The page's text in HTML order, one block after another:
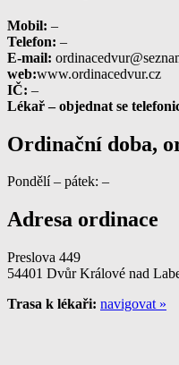
Mobil: –
Telefon: –
E-mail:
web:www.ordinacedvur.cz
IČ: –
Lékař – objednat se
Ordinační doba,
Pondělí – pátek: –
Adresa ordinace
Preslova 449
54401 Dvůr Králové nad
Trasa k lékaři: navigovat »